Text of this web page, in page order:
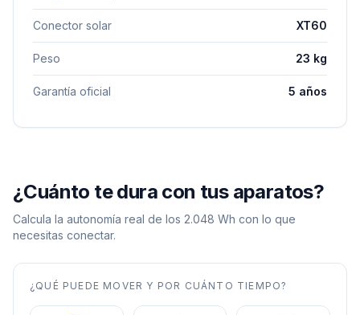
Conector solar XT60
Peso 23 kg
Garantía oficial 5 años
¿Cuánto te dura con tus aparatos?
Calcula la autonomía real de los 2.048 Wh con lo que
necesitas conectar.
¿QUÉ PUEDE MOVER Y POR CUÁNTO TIEMPO?